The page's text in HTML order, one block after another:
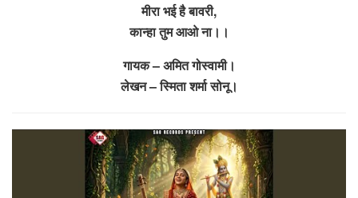
मीरा भई है बावरी,
कान्हा तुम आओ ना।।
गायक – अमित गोस्वामी।
लेखन – स्मिता शर्मा सोनू।